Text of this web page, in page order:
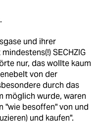
und ihrer
SECHZIG
nur, das wollte kaum
von der
durch das
möglich wurde, waren
"wie besoffen" von und
und kaufen".